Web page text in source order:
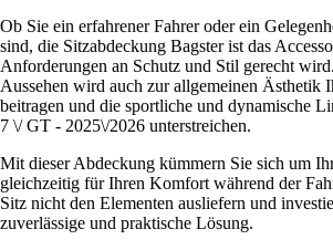
Ob Sie ein erfahrener Fahrer oder ein
sind, die Sitzabdeckung Bagster ist das
Anforderungen an Schutz und Stil gerecht
Aussehen wird auch zur allgemeinen Ästhetik
beitragen und die sportliche und dynamische
7 \/ GT - 2025\/2026 unterstreichen.
Mit dieser Abdeckung kümmern Sie sich um
gleichzeitig für Ihren Komfort während der
Sitz nicht den Elementen ausliefern und
zuverlässige und praktische Lösung.